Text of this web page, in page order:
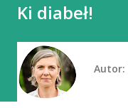
Ki diabeł!
Autor: